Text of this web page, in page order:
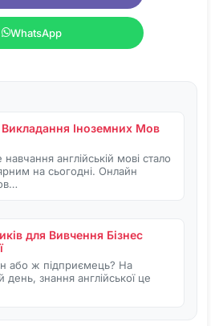
WhatsApp
Іноземних Мов
англійській мові стало
на сьогодні. Онлайн
для Вивчення Бізнес
або ж підприємець? На
день, знання англійської це